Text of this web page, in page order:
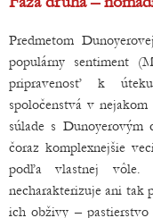
Predmetom
populárny sentiment
pripravenosť k
spoločenstvá v
súlade s Dunoyerovým
čoraz komplexnejšie
podľa vlastnej vôle.
necharakterizuje ani tak
ich obživy – pastierstvo